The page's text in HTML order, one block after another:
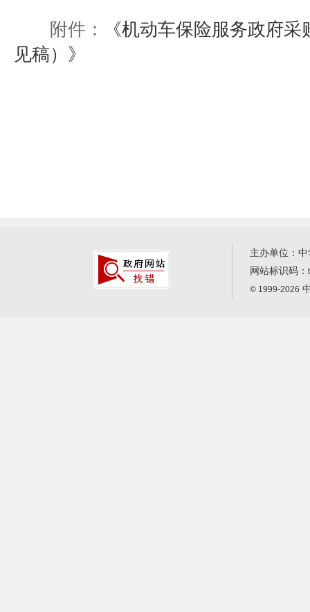
附件：
《机动车保险服务政府
见稿）》
主办单位：
网站标识码：
© 1999-2026